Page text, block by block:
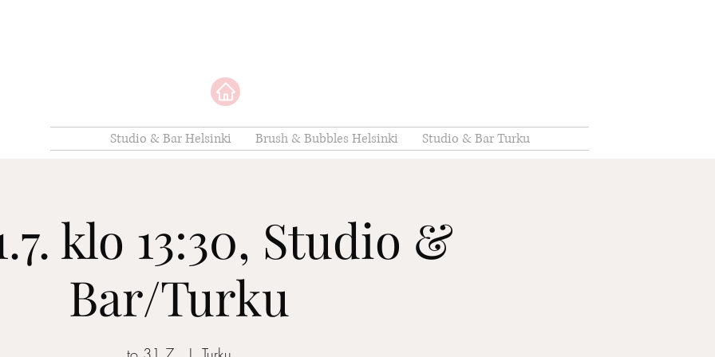
Studio & Bar Helsinki Brush & Bubbles Helsinki Studio & Bar Turku
klo 13:30, Studio &
Bar/Turku